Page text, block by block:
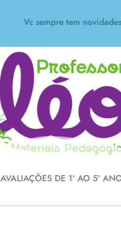
Vc sempre tem novidades!
AVALIAÇÕES DE 1º AO 5º